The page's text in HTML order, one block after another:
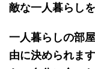
敵な一人暮らし
一人暮らしの部
由に決められま